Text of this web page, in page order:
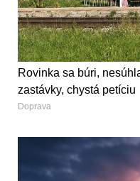
Rovinka sa búri,
zastávky, chystá petíciu
Doprava